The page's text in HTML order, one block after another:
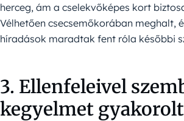
herceg, ám a cselekvőképes kort
Vélhetően csecsemőkorában meghalt,
híradások maradtak fent róla későbbi
3. Ellenfeleivel
kegyelmet gyakorolt